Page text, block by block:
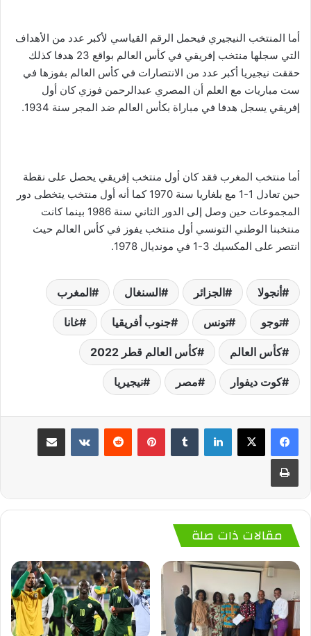
أما المنتخب النيجيري فيحمل الرقم القياسي لأكبر عدد من الأهداف
التي سجلها منتخب إفريقي في كأس العالم بواقع 23 هدفا كذلك
حققت نيجيريا أكبر عدد من الانتصارات في كأس العالم بفوزها في
ست مباريات مع العلم أن المصري عبدالرحمن فوزي كان أول
إفريقي يسجل هدفا في مباراة بكأس العالم ضد المجر سنة 1934.
أما منتخب المغرب فقد كان أول منتخب إفريقي يحصل على نقطة
حين تعادل 1-1 مع بلغاريا سنة 1970 كما أنه أول منتخب يتخطى دور
المجموعات حين وصل إلى الدور الثاني سنة 1986 بينما كانت
منتخبنا الوطني التونسي أول منتخب يفوز في كأس العالم حيث
انتصر على المكسيك 3-1 في مونديال 1978.
أنجولا الجزائر السنغال المغرب
توجو تونس جنوب أفريقيا غانا
كأس العالم كأس العالم قطر 2022
كوت ديفوار مصر نيجيريا
لينكدإن بينتيريست
مقالات ذات صلة